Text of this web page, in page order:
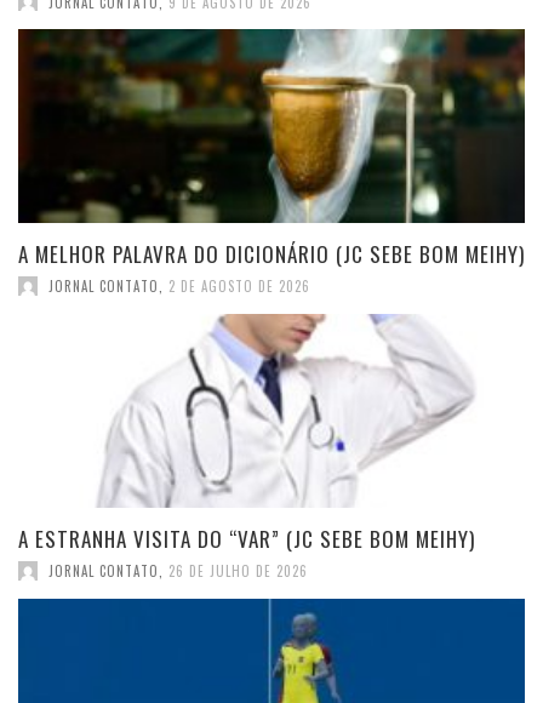
A MELHOR PALAVRA DO DICIONÁRIO (JC SEBE BOM MEIHY)
JORNAL CONTATO, 2 DE AGOSTO DE 2026
A ESTRANHA VISITA DO “VAR” (JC SEBE BOM MEIHY)
JORNAL CONTATO 26 DE JULHO DE 2026